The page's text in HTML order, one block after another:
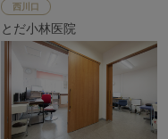
西川口
とだ小林医院